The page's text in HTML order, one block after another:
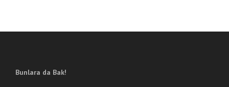
Bunlara da Bak!